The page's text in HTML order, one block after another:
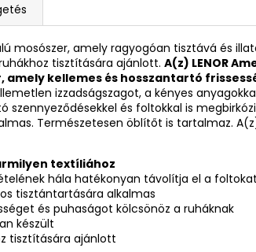
mosószer, amely ragyogóan tisztává és
tisztítására ajánlott. A(z) LENOR
, amely kellemes és hosszantartó
izzadságszagot, a kényes
és foltokkal is
Természetesen öblítőt is tartalmaz.
textíliához
hála hatékonyan távolítja el a foltokat
tisztántartására alkalmas
és puhaságot kölcsönöz a ruháknak
készült
tisztítására ajánlott